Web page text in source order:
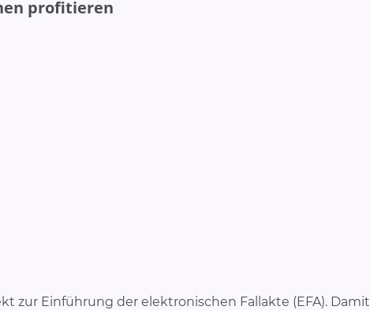
profitieren
zur Einführung der elektronischen Fallakte (EFA). Damit